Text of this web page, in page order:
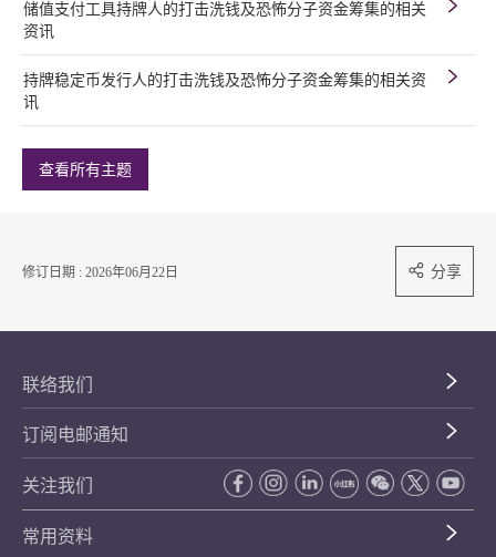
储值支付工具持牌人的打击洗钱及恐怖分子资金筹集的相关
资讯
持牌稳定币发行人的打击洗钱及恐怖分子资金筹集的相关资
讯
查看所有主题
修订日期 : 2026年06月22日 分享
联络我们
订阅电邮通知
关注我们
常用资料